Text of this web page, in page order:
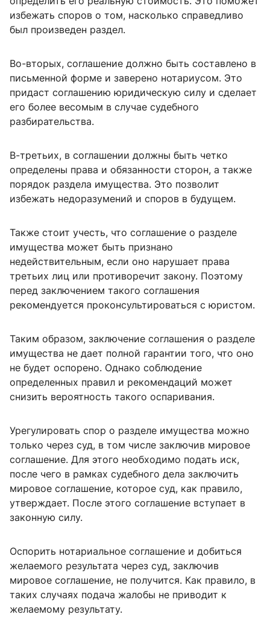
избежать споров о том, насколько справедливо
был произведен раздел.
Во-вторых, соглашение должно быть составлено в
письменной форме и заверено нотариусом. Это
придаст соглашению юридическую силу и сделает
его более весомым в случае судебного
разбирательства.
В-третьих, в соглашении должны быть четко
определены права и обязанности сторон, а также
порядок раздела имущества. Это позволит
избежать недоразумений и споров в будущем.
Также стоит учесть, что соглашение о разделе
имущества может быть признано
недействительным, если оно нарушает права
третьих лиц или противоречит закону. Поэтому
перед заключением такого соглашения
рекомендуется проконсультироваться с юристом.
Таким образом, заключение соглашения о разделе
имущества не дает полной гарантии того, что оно
не будет оспорено. Однако соблюдение
определенных правил и рекомендаций может
снизить вероятность такого оспаривания.
Урегулировать спор о разделе имущества можно
только через суд, в том числе заключив мировое
соглашение. Для этого необходимо подать иск,
после чего в рамках судебного дела заключить
мировое соглашение, которое суд, как правило,
утверждает. После этого соглашение вступает в
законную силу.
Оспорить нотариальное соглашение и добиться
желаемого результата через суд, заключив
мировое соглашение, не получится. Как правило, в
таких случаях подача жалобы не приводит к
желаемому результату.